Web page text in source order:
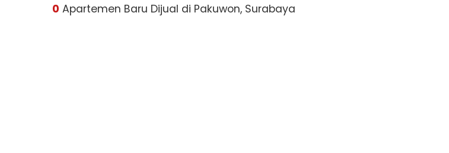
0 Apartemen Baru Dijual di Pakuwon, Surabaya